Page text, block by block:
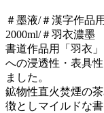
＃墨液/＃漢字作品
2000ml/＃羽衣濃墨
書道作品用「羽衣
への浸透性・表具
ました。
鉱物性直火焚煙の
徴としマイルドな